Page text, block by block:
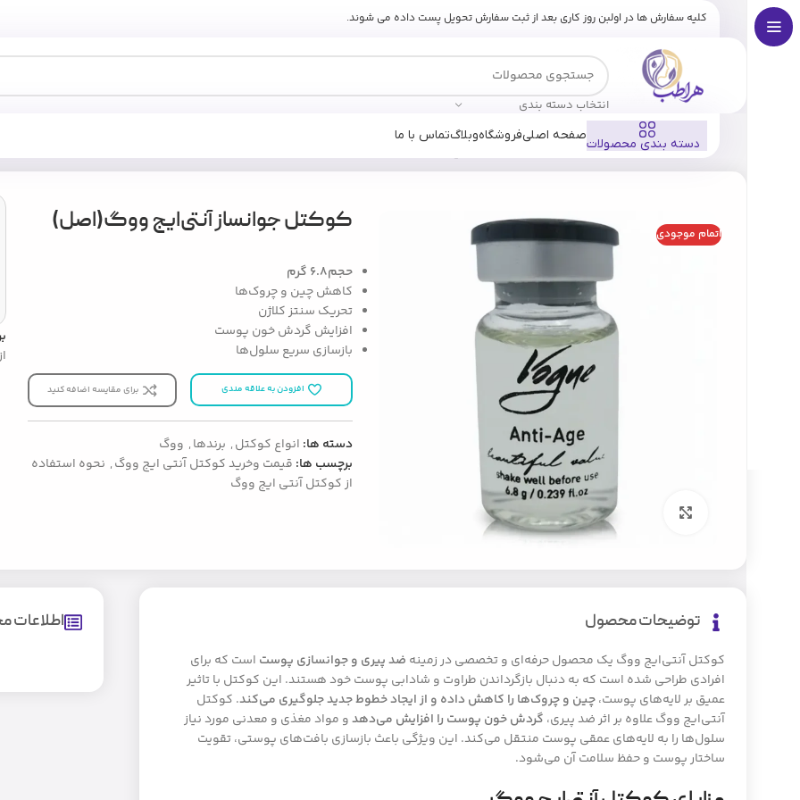
کلیه سفارش ها در اولبن روز کاری بعد از ثبت سفارش تحویل پست داده می شوند.
انتخاب دسته بندی
دسته بندی محصولات
صفحه اصلیفروشگاهوبلاگتماس با ما
فروشگاه برندها ووگ
اتمام موجودی
بزرگنمایی تصویر
کوکتل جوانساز آنتی‌ایج ووگ(اصل)
حجم6.8 گرم
کاهش چین و چروک‌ها
تحریک سنتز کلاژن
افزایش گردش خون پوست
بازسازی سریع سلول‌ها
افزودن به علاقه مندی برای مقایسه اضافه کنید
دسته ها: انواع کوکتل, برندها, ووگ
برچسب ها: قیمت وخرید کوکتل آنتی ایج ووگ, نحوه استفاده
از کوکتل آنتی ایج ووگ
توضیحات محصول
کوکتل آنتی‌ایج ووگ یک محصول حرفه‌ای و تخصصی در زمینه ضد پیری و جوانسازی پوست است که برای
افرادی طراحی شده است که به دنبال بازگرداندن طراوت و شادابی پوست خود هستند. این کوکتل با تاثیر
عمیق بر لایه‌های پوست،چین و چروک‌ها را کاهش داده و از ایجاد خطوط جدید جلوگیری می‌کند. کوکتل
آنتی‌ایج ووگ علاوه بر اثر ضد پیری، گردش خون پوست را افزایش می‌دهدو مواد مغذی و معدنی مورد نیاز
سلول‌ها را به لایه‌های عمقی پوست منتقل می‌کند. این ویژگی باعث بازسازی بافت‌های پوستی، تقویت
ساختار پوست و حفظ سلامت آن می‌شود.
اطلاعات